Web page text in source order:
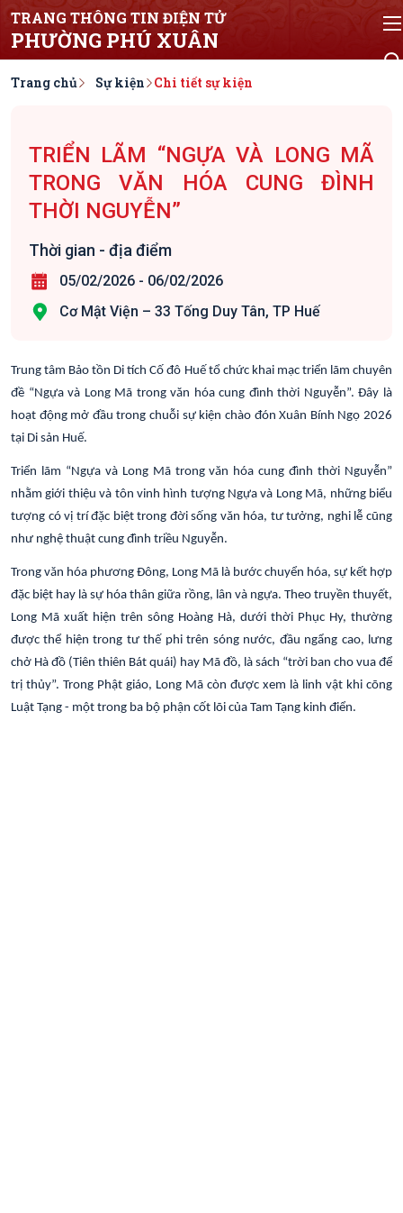
TRANG THÔNG TIN ĐIỆN TỬ
PHƯỜNG PHÚ XUÂN
Trang chủ Sự kiện Chi tiết sự kiện
TRIỂN LÃM “NGỰA VÀ LONG MÃ
TRONG VĂN HÓA CUNG ĐÌNH
THỜI NGUYỄN”
Thời gian - địa điểm
05/02/2026 - 06/02/2026
Cơ Mật Viện – 33 Tống Duy Tân, TP Huế
Trung tâm Bảo tồn Di tích Cố đô Huế tổ chức khai mạc triển lãm chuyên
đề “Ngựa và Long Mã trong văn hóa cung đình thời Nguyễn”. Đây là
hoạt động mở đầu trong chuỗi sự kiện chào đón Xuân Bính Ngọ 2026
tại Di sản Huế.
Triển lãm “Ngựa và Long Mã trong văn hóa cung đình thời Nguyễn”
nhằm giới thiệu và tôn vinh hình tượng Ngựa và Long Mã, những biểu
tượng có vị trí đặc biệt trong đời sống văn hóa, tư tưởng, nghi lễ cũng
như nghệ thuật cung đình triều Nguyễn.
Trong văn hóa phương Đông, Long Mã là bước chuyển hóa, sự kết hợp
đặc biệt hay là sự hóa thân giữa rồng, lân và ngựa. Theo truyền thuyết,
Long Mã xuất hiện trên sông Hoàng Hà, dưới thời Phục Hy, thường
được thể hiện trong tư thế phi trên sóng nước, đầu ngẩng cao, lưng
chở Hà đồ (Tiên thiên Bát quái) hay Mã đồ, là sách “trời ban cho vua để
trị thủy”. Trong Phật giáo, Long Mã còn được xem là linh vật khi cõng
Luật Tạng - một trong ba bộ phận cốt lõi của Tam Tạng kinh điển.